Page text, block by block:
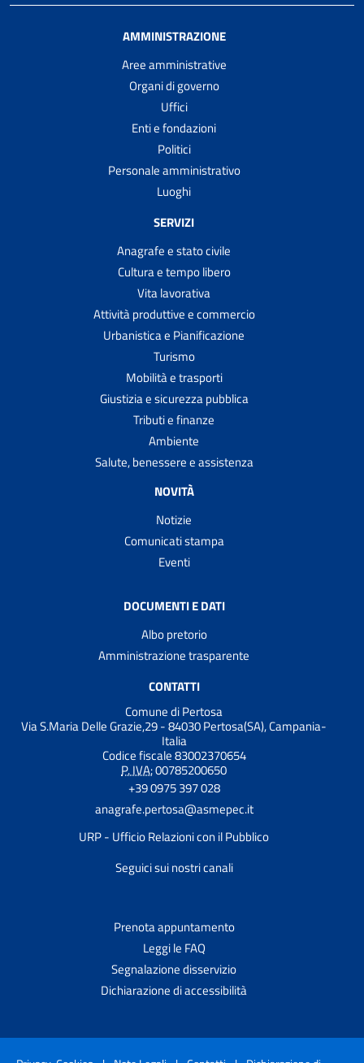
AMMINISTRAZIONE
Aree amministrative
Organi di governo
Uffici
Enti e fondazioni
Politici
Personale amministrativo
Luoghi
SERVIZI
Anagrafe e stato civile
Cultura e tempo libero
Vita lavorativa
Attività produttive e commercio
Urbanistica e Pianificazione
Turismo
Mobilità e trasporti
Giustizia e sicurezza pubblica
Tributi e finanze
Ambiente
Salute, benessere e assistenza
NOVITÀ
Notizie
Comunicati stampa
Eventi
DOCUMENTI E DATI
Albo pretorio
Amministrazione trasparente
CONTATTI
Comune di Pertosa
Via S.Maria Delle Grazie,29 - 84030 Pertosa(SA), Campania-
Italia
Codice fiscale 83002370654
P. IVA:00785200650
+39 0975 397 028
anagrafe.pertosa@asmepec.it
URP - Ufficio Relazioni con il Pubblico
Seguici sui nostri canali
Prenota appuntamento
Leggi le FAQ
Segnalazione disservizio
Dichiarazione di accessibilità